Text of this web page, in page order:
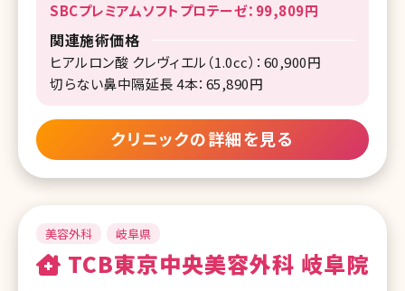
SBCプレミアムソフトプロテーゼ：99,809円
関連施術価格
ヒアルロン酸 クレヴィエル（1.0cc）：60,900円
切らない鼻中隔延長 4本：65,890円
クリニックの詳細を見る
美容外科 岐阜県
TCB東京中央美容外科 岐阜院